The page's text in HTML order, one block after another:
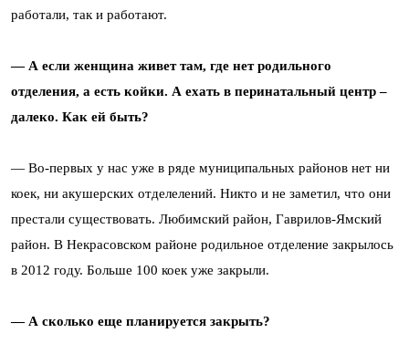
работали, так и работают.
— А если женщина живет там, где нет родильного
отделения, а есть койки. А ехать в перинатальный центр –
далеко. Как ей быть?
— Во-первых у нас уже в ряде муниципальных районов нет ни
коек, ни акушерских отделелений. Никто и не заметил, что они
престали существовать. Любимский район, Гаврилов-Ямский
район. В Некрасовском районе родильное отделение закрылось
в 2012 году. Больше 100 коек уже закрыли.
— А сколько еще планируется закрыть?